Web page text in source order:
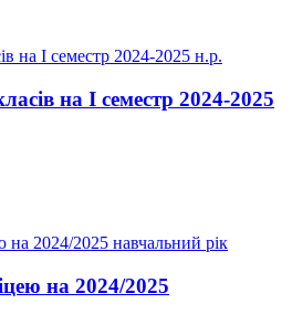
на І семестр 2024-2025
на 2024/2025